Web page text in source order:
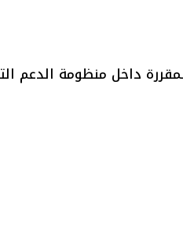
داخل منظومة الدعم